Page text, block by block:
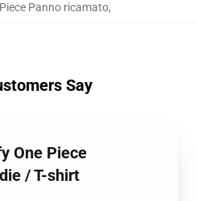
Panno ricamato,
Say
One Piece
/ T-shirt